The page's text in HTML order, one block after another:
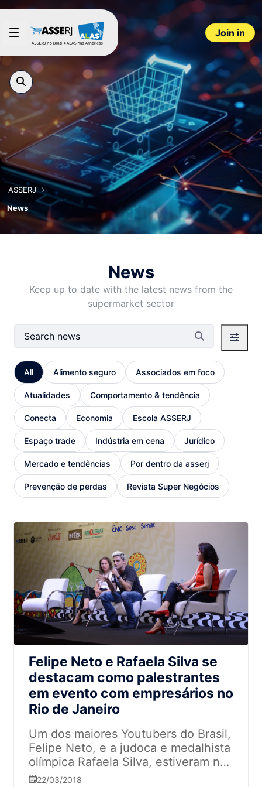
Skip to Main Content
Join in
ASSERJ
News
News
Keep up to date with the latest news from the
supermarket sector
Search Bar
All Alimento seguro Associados em foco
Atualidades Comportamento & tendência
Conecta Economia Escola ASSERJ
Espaço trade Indústria em cena Jurídico
Mercado e tendências Por dentro da asserj
Prevenção de perdas Revista Super Negócios
Felipe Neto e Rafaela Silva se
destacam como palestrantes
em evento com empresários no
Rio de Janeiro
Um dos maiores Youtubers do Brasil,
Felipe Neto, e a judoca e medalhista
olímpica Rafaela Silva, estiveram na
30ª Super Rio Expofood, a segunda
22/03/2018